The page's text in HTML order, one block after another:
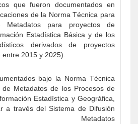
que fueron documentados en
de la Norma Técnica para
Metadatos para proyectos de
Estadística Básica y de los
derivados de proyectos
2015 y 2025).
bajo la Norma Técnica
Metadatos de los Procesos de
Estadística y Geográfica,
a través del Sistema de Difusión